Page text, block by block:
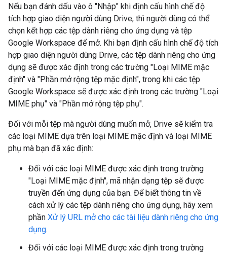
Nếu bạn đánh dấu vào ô "Nhập" khi định cấu hình chế độ
tích hợp giao diện người dùng Drive, thì người dùng có thể
chọn kết hợp các tệp dành riêng cho ứng dụng và tệp
Google Workspace để mở. Khi bạn định cấu hình chế độ tích
hợp giao diện người dùng Drive, các tệp dành riêng cho ứng
dụng sẽ được xác định trong các trường "Loại MIME mặc
định" và "Phần mở rộng tệp mặc định", trong khi các tệp
Google Workspace sẽ được xác định trong các trường "Loại
MIME phụ" và "Phần mở rộng tệp phụ".
Đối với mỗi tệp mà người dùng muốn mở, Drive sẽ kiểm tra
các loại MIME dựa trên loại MIME mặc định và loại MIME
phụ mà bạn đã xác định:
Đối với các loại MIME được xác định trong trường
"Loại MIME mặc định", mã nhận dạng tệp sẽ được
truyền đến ứng dụng của bạn. Để biết thông tin về
cách xử lý các tệp dành riêng cho ứng dụng, hãy xem
phần Xử lý URL mở cho các tài liệu dành riêng cho ứng
dụng.
Đối với các loại MIME được xác định trong trường